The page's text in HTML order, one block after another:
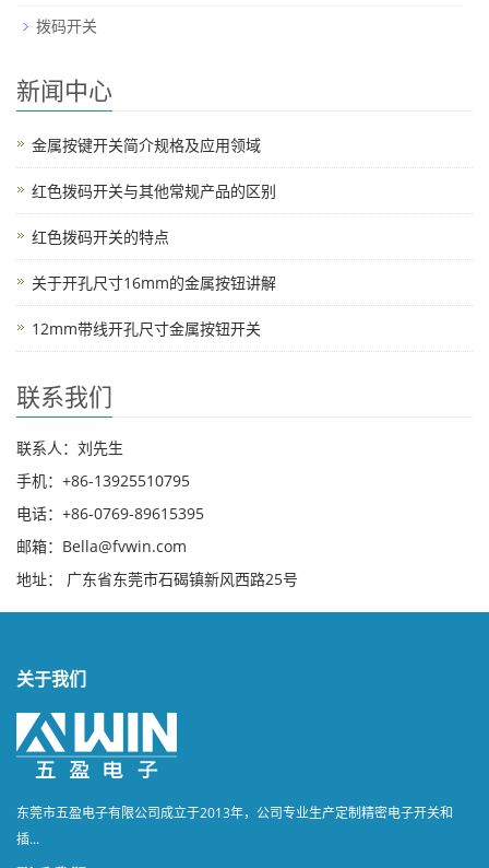
拨码开关
新闻中心
金属按键开关简介规格及应用领域
红色拨码开关与其他常规产品的区别
红色拨码开关的特点
关于开孔尺寸16mm的金属按钮讲解
12mm带线开孔尺寸金属按钮开关
联系我们
联系人：刘先生
手机：+86-13925510795
电话：+86-0769-89615395
邮箱：Bella@fvwin.com
地址： 广东省东莞市石碣镇新风西路25号
关于我们
东莞市五盈电子有限公司成立于2013年，公司专业生产定制精密电子开关和
插...